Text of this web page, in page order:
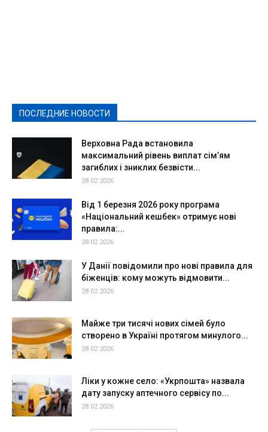
ПОСЛЕДНИЕ НОВОСТИ
Верховна Рада встановила
максимальний рівень виплат сім’ям
загиблих і зниклих безвісти...
28.02.2026
Від 1 березня 2026 року програма
«Національний кешбек» отримує нові
правила:...
28.02.2026
У Данії повідомили про нові правила для
біженців: кому можуть відмовити...
28.02.2026
Майже три тисячі нових сімей було
створено в Україні протягом минулого...
28.02.2026
Ліки у кожне село: «Укрпошта» назвала
дату запуску аптечного сервісу по...
28.02.2026